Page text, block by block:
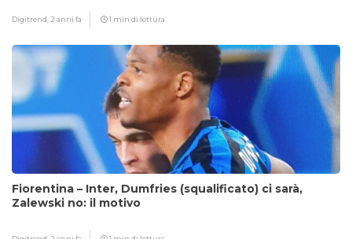
Digitrend, 2 anni fa 1 min di lettura
Fiorentina – Inter, Dumfries (squalificato) ci sarà,
Zalewski no: il motivo